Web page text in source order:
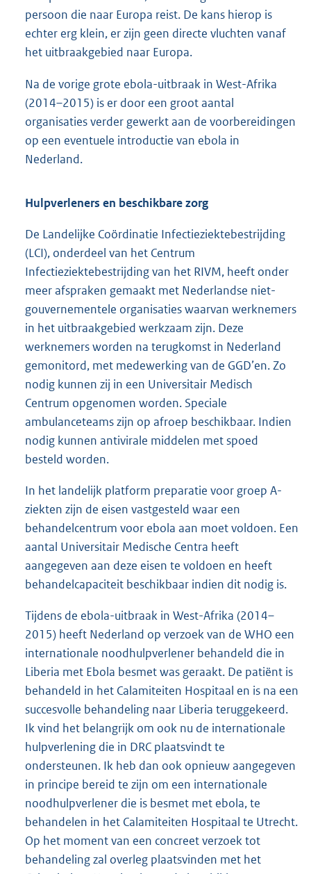
persoon die naar Europa reist. De kans hierop is
echter erg klein, er zijn geen directe vluchten vanaf
het uitbraakgebied naar Europa.
Na de vorige grote ebola-uitbraak in West-Afrika
(2014–2015) is er door een groot aantal
organisaties verder gewerkt aan de voorbereidingen
op een eventuele introductie van ebola in
Nederland.
Hulpverleners en beschikbare zorg
De Landelijke Coördinatie Infectieziektebestrijding
(LCI), onderdeel van het Centrum
Infectieziektebestrijding van het RIVM, heeft onder
meer afspraken gemaakt met Nederlandse niet-
gouvernementele organisaties waarvan werknemers
in het uitbraakgebied werkzaam zijn. Deze
werknemers worden na terugkomst in Nederland
gemonitord, met medewerking van de GGD’en. Zo
nodig kunnen zij in een Universitair Medisch
Centrum opgenomen worden. Speciale
ambulanceteams zijn op afroep beschikbaar. Indien
nodig kunnen antivirale middelen met spoed
besteld worden.
In het landelijk platform preparatie voor groep A-
ziekten zijn de eisen vastgesteld waar een
behandelcentrum voor ebola aan moet voldoen. Een
aantal Universitair Medische Centra heeft
aangegeven aan deze eisen te voldoen en heeft
behandelcapaciteit beschikbaar indien dit nodig is.
Tijdens de ebola-uitbraak in West-Afrika (2014–
2015) heeft Nederland op verzoek van de WHO een
internationale noodhulpverlener behandeld die in
Liberia met Ebola besmet was geraakt. De patiënt is
behandeld in het Calamiteiten Hospitaal en is na een
succesvolle behandeling naar Liberia teruggekeerd.
Ik vind het belangrijk om ook nu de internationale
hulpverlening die in DRC plaatsvindt te
ondersteunen. Ik heb dan ook opnieuw aangegeven
in principe bereid te zijn om een internationale
noodhulpverlener die is besmet met ebola, te
behandelen in het Calamiteiten Hospitaal te Utrecht.
Op het moment van een concreet verzoek tot
behandeling zal overleg plaatsvinden met het